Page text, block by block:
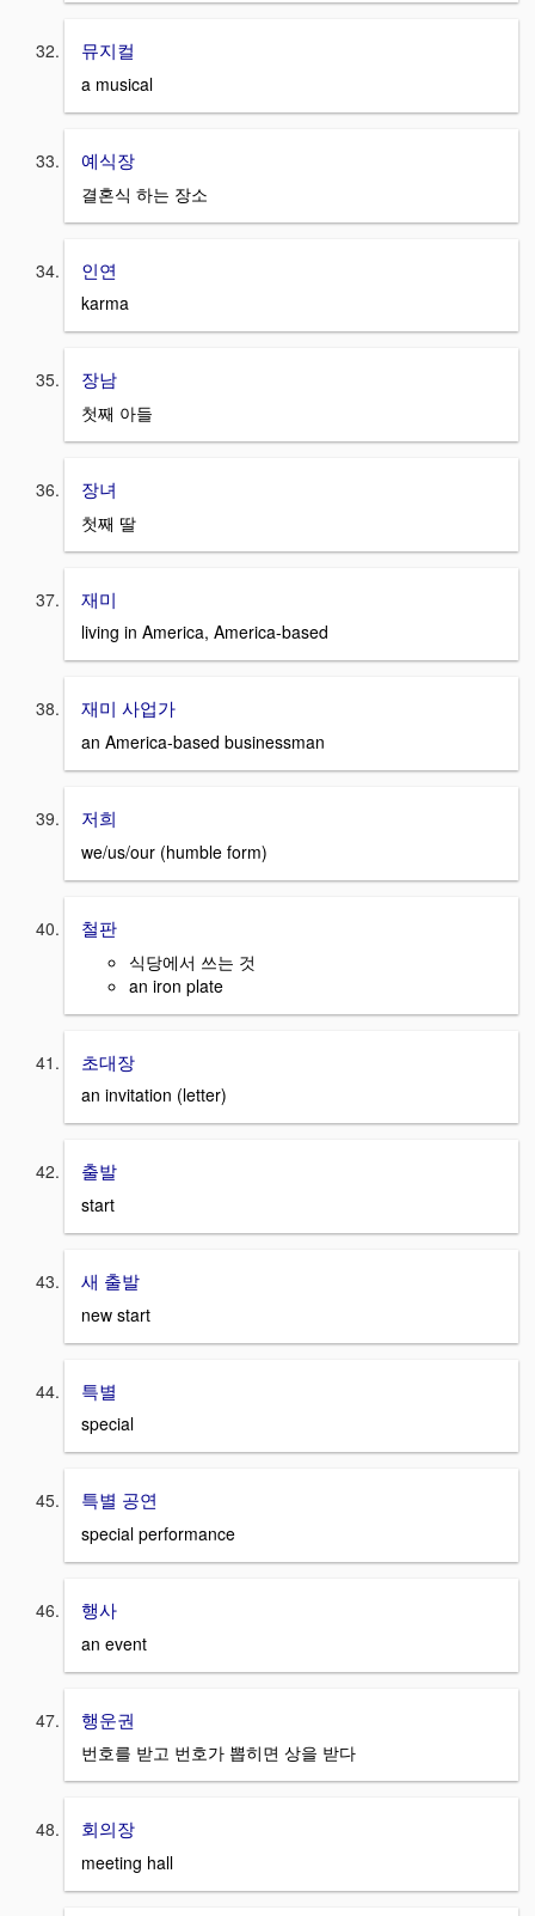
뮤지컬
a musical
예식장
결혼식 하는 장소
인연
karma
장남
첫째 아들
장녀
첫째 딸
재미
living in America, America-based
재미 사업가
an America-based businessman
저희
we/us/our (humble form)
철판
식당에서 쓰는 것
an iron plate
초대장
an invitation (letter)
출발
start
새 출발
new start
특별
special
특별 공연
special performance
행사
an event
행운권
번호를 받고 번호가 뽑히면 상을 받다
회의장
meeting hall